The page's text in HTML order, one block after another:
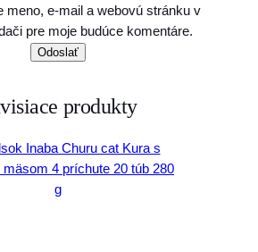
meno, e-mail a webovú stránku v
pre moje budúce komentáre.
produkty